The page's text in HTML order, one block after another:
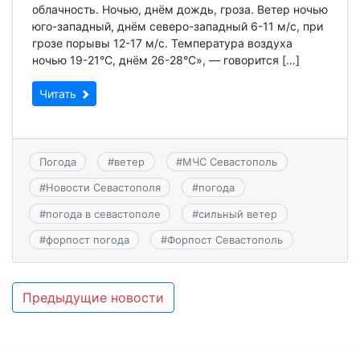
облачность. Ночью, днём дождь, гроза. Ветер ночью
юго-западный, днём северо-западный 6-11 м/с, при
грозе порывы 12-17 м/с. Температура воздуха
ночью 19-21°С, днём 26-28°С», — говорится […]
Читать
Погода #ветер #МЧС Севастополь
#Новости Севастополя #погода
#погода в севастополе #сильный ветер
#форпост погода #Форпост Севастополь
Навигация
Предыдущие новости